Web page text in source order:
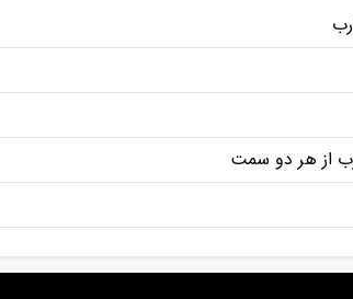
از هر دو سمت